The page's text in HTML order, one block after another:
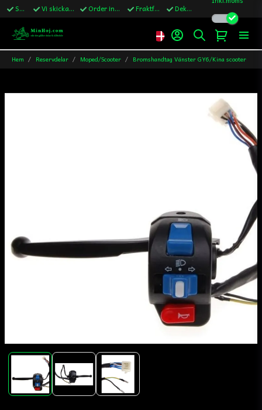
Snabba leveranser Vi skickar till Sverige,Danmark & Finland Order innan kl.13 skickas samma vardag Fraktfritt över 1200kr till Sverige Dekaler ingår i alla ordrar
Hem Reservdelar Moped/Scooter Bromshandtag Vänster GY6/Kina scooter